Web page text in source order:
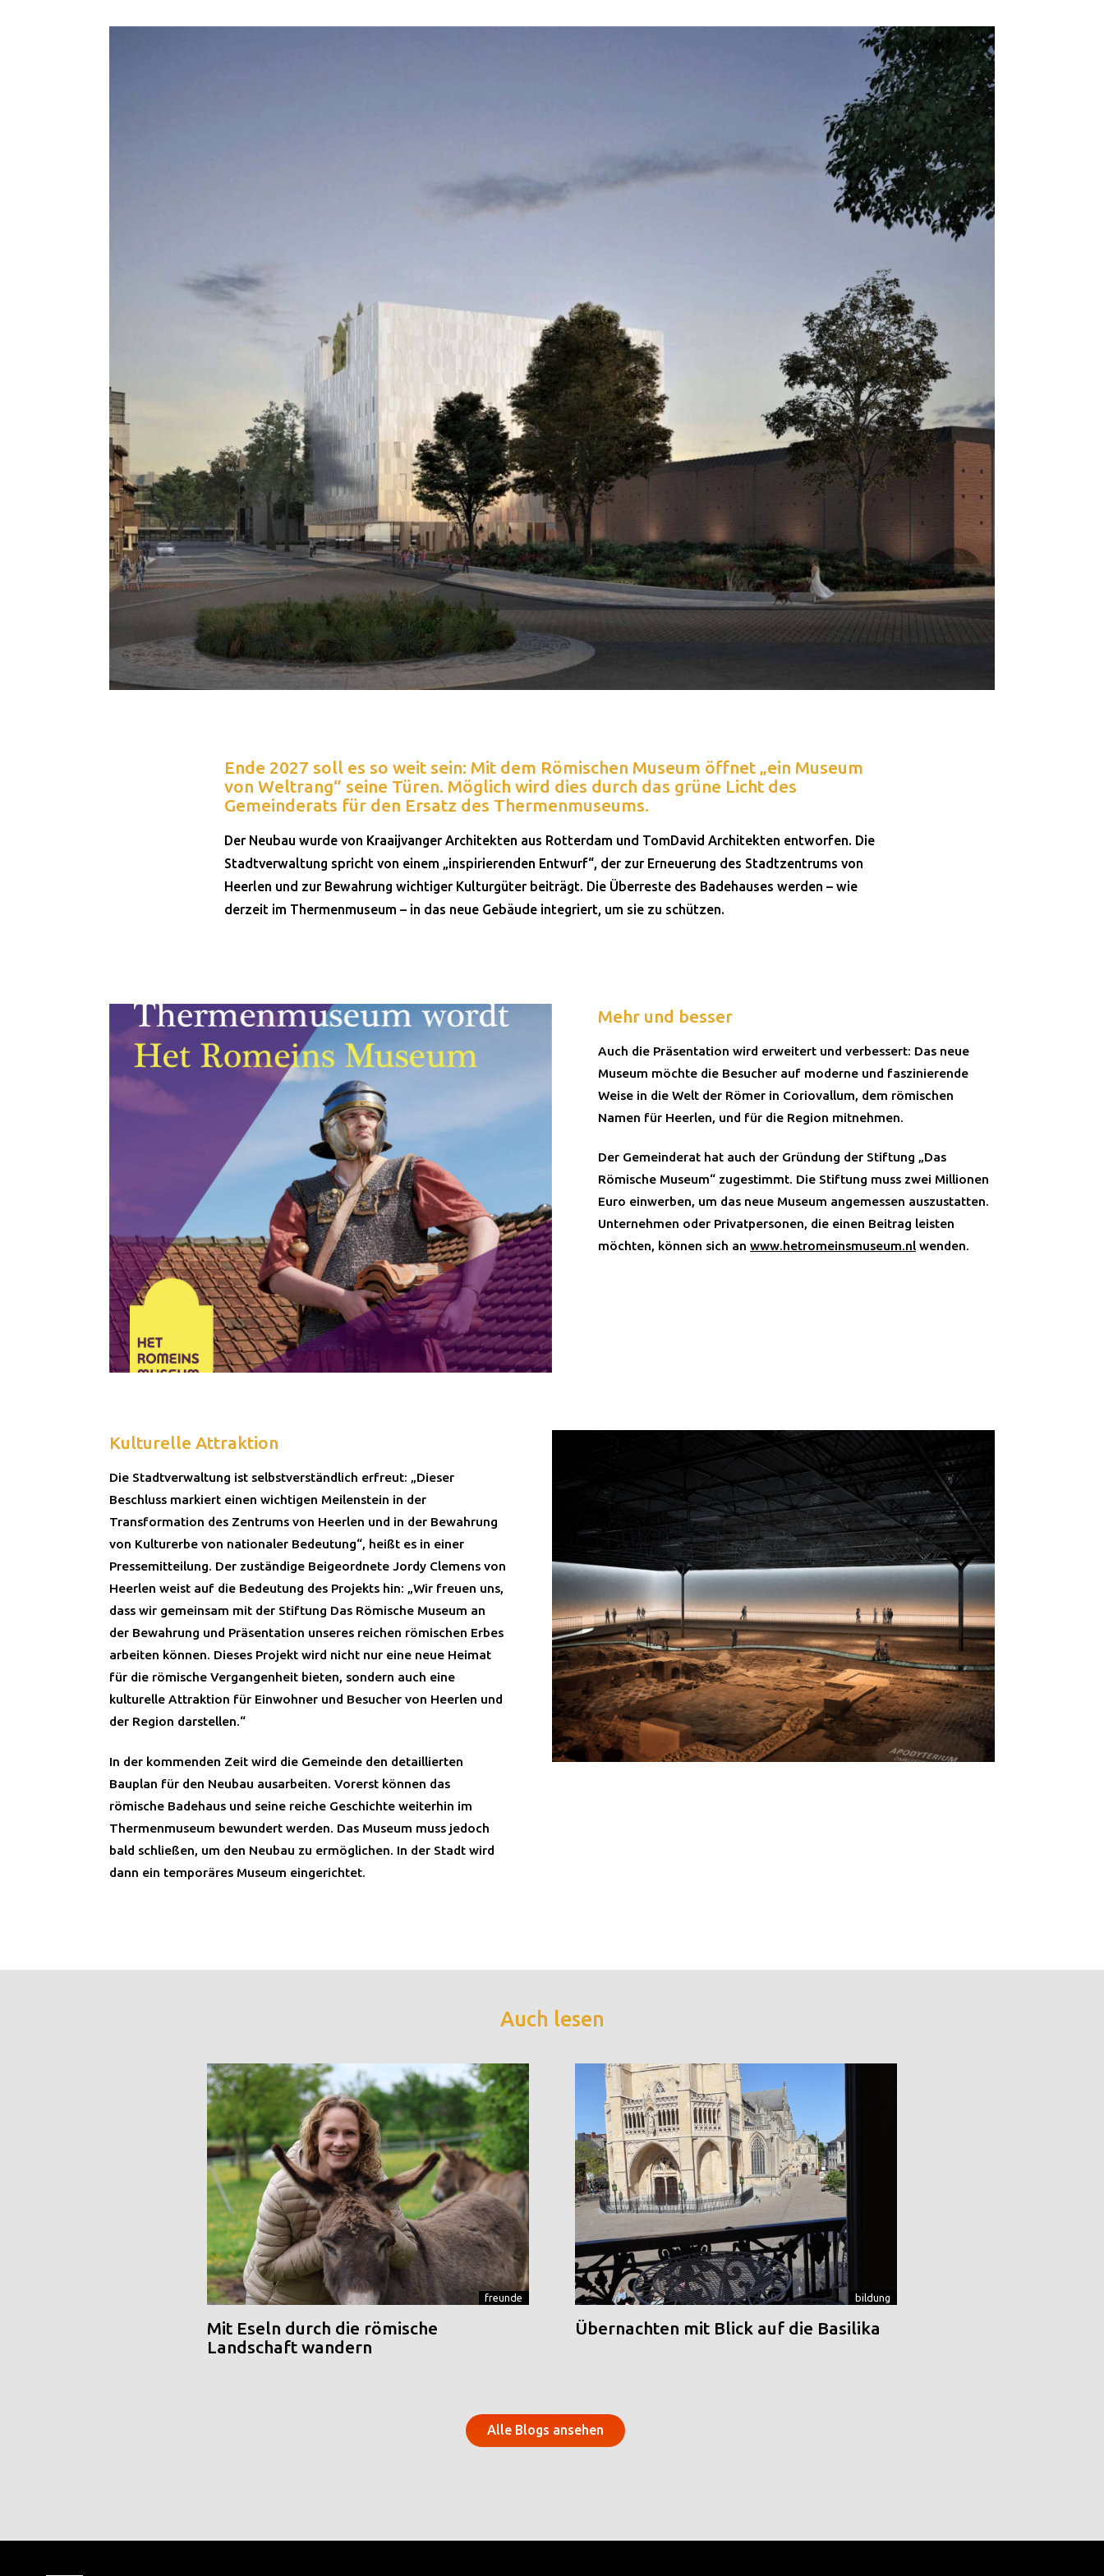
Ende 2027 soll es so weit sein: Mit dem Römischen Museum öffnet „ein Museum
von Weltrang“ seine Türen. Möglich wird dies durch das grüne Licht des
Gemeinderats für den Ersatz des Thermenmuseums.
Der Neubau wurde von Kraaijvanger Architekten aus Rotterdam und TomDavid Architekten entworfen. Die
Stadtverwaltung spricht von einem „inspirierenden Entwurf“, der zur Erneuerung des Stadtzentrums von
Heerlen und zur Bewahrung wichtiger Kulturgüter beiträgt. Die Überreste des Badehauses werden – wie
derzeit im Thermenmuseum – in das neue Gebäude integriert, um sie zu schützen.
Mehr und besser
Auch die Präsentation wird erweitert und verbessert: Das neue
Museum möchte die Besucher auf moderne und faszinierende
Weise in die Welt der Römer in Coriovallum, dem römischen
Namen für Heerlen, und für die Region mitnehmen.
Der Gemeinderat hat auch der Gründung der Stiftung „Das
Römische Museum“ zugestimmt. Die Stiftung muss zwei Millionen
Euro einwerben, um das neue Museum angemessen auszustatten.
Unternehmen oder Privatpersonen, die einen Beitrag leisten
möchten, können sich an www.hetromeinsmuseum.nl wenden.
Kulturelle Attraktion
Die Stadtverwaltung ist selbstverständlich erfreut: „Dieser
Beschluss markiert einen wichtigen Meilenstein in der
Transformation des Zentrums von Heerlen und in der Bewahrung
von Kulturerbe von nationaler Bedeutung“, heißt es in einer
Pressemitteilung. Der zuständige Beigeordnete Jordy Clemens von
Heerlen weist auf die Bedeutung des Projekts hin: „Wir freuen uns,
dass wir gemeinsam mit der Stiftung Das Römische Museum an
der Bewahrung und Präsentation unseres reichen römischen Erbes
arbeiten können. Dieses Projekt wird nicht nur eine neue Heimat
für die römische Vergangenheit bieten, sondern auch eine
kulturelle Attraktion für Einwohner und Besucher von Heerlen und
der Region darstellen.“
In der kommenden Zeit wird die Gemeinde den detaillierten
Bauplan für den Neubau ausarbeiten. Vorerst können das
römische Badehaus und seine reiche Geschichte weiterhin im
Thermenmuseum bewundert werden. Das Museum muss jedoch
bald schließen, um den Neubau zu ermöglichen. In der Stadt wird
dann ein temporäres Museum eingerichtet.
Auch lesen
freunde
Mit Eseln durch die römische
Landschaft wandern
bildung
Übernachten mit Blick auf die Basilika
Alle Blogs ansehen